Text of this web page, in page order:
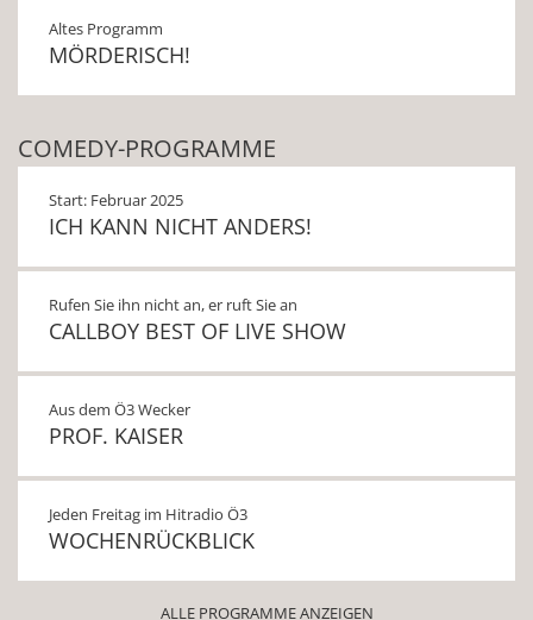
Altes Programm
MÖRDERISCH!
COMEDY-PROGRAMME
Start: Februar 2025
ICH KANN NICHT ANDERS!
Rufen Sie ihn nicht an, er ruft Sie an
CALLBOY BEST OF LIVE SHOW
Aus dem Ö3 Wecker
PROF. KAISER
Jeden Freitag im Hitradio Ö3
WOCHENRÜCKBLICK
ALLE PROGRAMME ANZEIGEN